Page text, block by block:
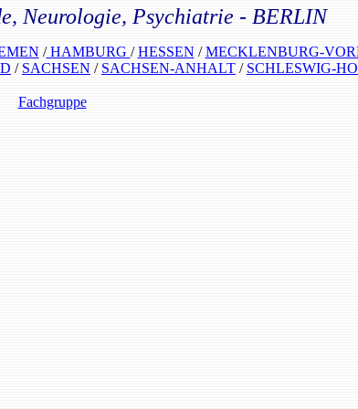
Neurologie, Psychiatrie - BERLIN
/HAMBURG /HESSEN/MECKLENBURG-
/ SACHSEN / SACHSEN-ANHALT / SCHLESWIG-
Fachgruppe